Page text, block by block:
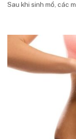
Sau khi sinh mổ, các